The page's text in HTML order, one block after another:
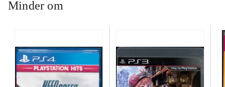
Minder om